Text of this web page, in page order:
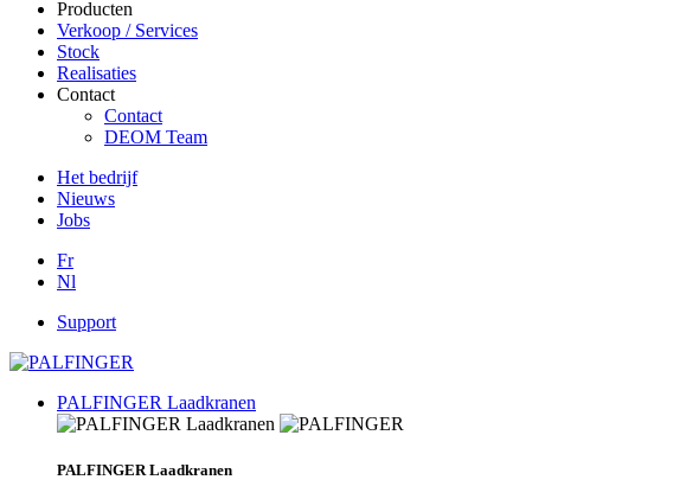
Producten
Verkoop / Services
Stock
Realisaties
Contact
Contact
DEOM Team
Het bedrijf
Nieuws
Jobs
Fr
Nl
Support
PALFINGER Laadkranen
PALFINGER Laadkranen